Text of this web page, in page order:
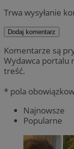
Trwa wysyłanie
Dodaj komentarz
Komentarze są
Wydawca portalu
treść.
* pola
Najnowsze
Popularne